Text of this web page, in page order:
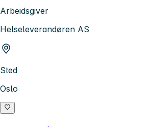
Arbeidsgiver
Helseleverandøren AS
Sted
Oslo